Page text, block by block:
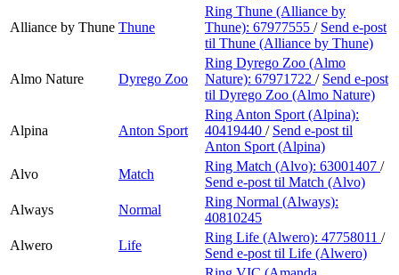
Alliance by Thune Thune
Ring Thune (Alliance by
Thune): 67977555 / Send e-post
til Thune (Alliance by Thune)
Almo Nature Dyrego Zoo
Ring Dyrego Zoo (Almo
Nature): 67971722 / Send e-post
til Dyrego Zoo (Almo Nature)
Alpina Anton Sport
Ring Anton Sport (Alpina):
40419440 / Send e-post til
Anton Sport (Alpina)
Alvo
Match
Ring Match (Alvo): 63001407 /
Send e-post til Match (Alvo)
Always
Normal
Ring Normal (Always):
40810245
Alwero
Life
Ring Life (Alwero): 47758011 /
Send e-post til Life (Alwero)